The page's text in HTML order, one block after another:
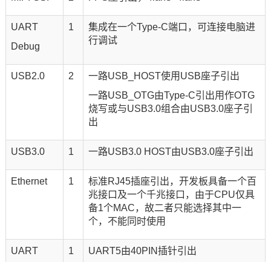
UART
Debug
1 集成在一个Type-C端口，可连接电脑进
行调试
USB2.0 2
一路USB_HOST使用USB座子引出
一路USB_OTG由Type-C引出用作OTG
烧写或与USB3.0组合由USB3.0座子引
出
USB3.0 1 一路USB3.0 HOST由USB3.0座子引出
Ethernet 1
标准RJ45插座引出，开发板具备一个百
兆接口及一个千兆接口，由于CPU仅具
备1个MAC，故二者只能选择其中一
个，不能同时使用
UART 1 UART5由40PIN插针引出